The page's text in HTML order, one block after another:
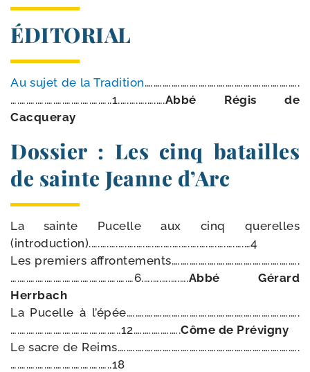
ÉDITORIAL
Au sujet de la Tradition.….….….….….….….….….….….….….….….….….
….….….….….….….….….….…..1.….….….….….Abbé Régis de
Cacqueray
Dossier : Les cinq batailles
de sainte Jeanne d’Arc
La sainte Pucelle aux cinq que­relles
(introduction).….….….….….….….….….….….….….….….….….…4
Les pre­miers affrontements.….….….….….….….….….….….….….….
….….….….….….….….….….….….….…6.….….….….….Abbé Gérard
Herrbach
La Pucelle à l’épée.….….….….….….….….….….….….….….….….….….….
….….….….….….….….….….….…..12.….….….….….Côme de Prévigny
Le sacre de Reims.….….….….….….….….….….….….….….….….….….….….
….….….….….….….….….….…..18